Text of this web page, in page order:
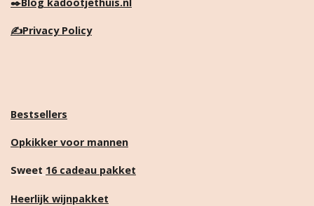
✍️Privacy Policy
Bestsellers
Opkikker voor mannen
Sweet 16 cadeau pakket
Heerlijk wijnpakket